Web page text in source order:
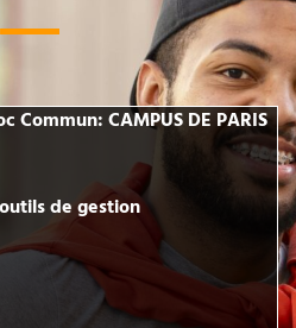
Commun: CAMPUS DE PARIS
de gestion